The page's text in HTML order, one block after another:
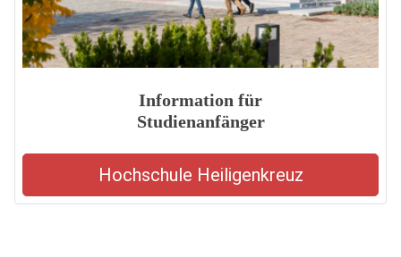
Information für
Studienanfänger
Hochschule Heiligenkreuz